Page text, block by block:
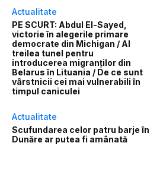
Actualitate
PE SCURT: Abdul El-Sayed,
victorie în alegerile primare
democrate din Michigan / Al
treilea tunel pentru
introducerea migranților din
Belarus în Lituania / De ce sunt
vârstnicii cei mai vulnerabili în
timpul caniculei
Actualitate
Scufundarea celor patru barje în
Dunăre ar putea fi amânată